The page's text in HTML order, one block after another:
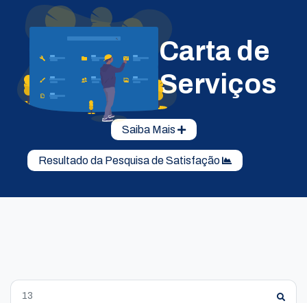
Carta de
Serviços
Saiba Mais
Resultado da Pesquisa de Satisfação